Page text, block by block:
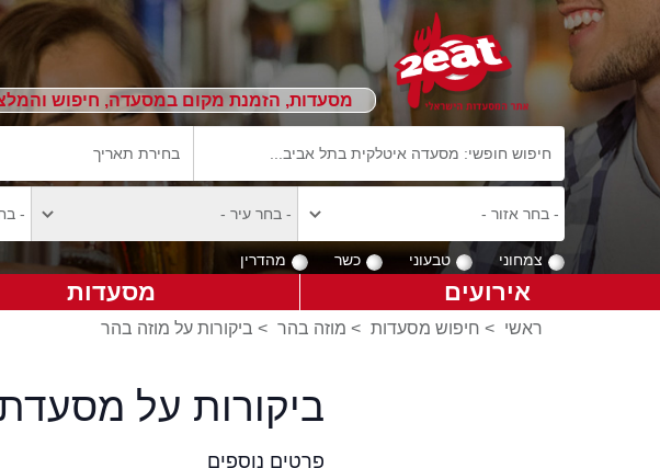
מסעדות, הזמנת מקום במסעדה, חיפוש
צמחוני טבעוני כשר מהדרין
אירועים מסעדות
ראשי > חיפוש מסעדות > מוזה בהר > ביקורות על מוזה בהר
ביקורות על
פרטים נוספים